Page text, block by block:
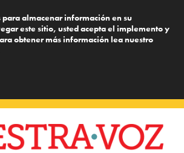
para almacenar información en su
este sitio, usted acepta el implemento y
obtener más información lea nuestro